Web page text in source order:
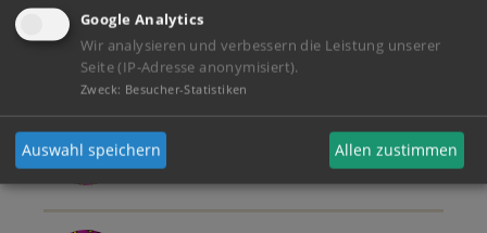
Das Vidio
HannahFl
05.02.2018 - 15:52
Google Analytics
Wir analysieren und verbessern die Leistung unserer
Seite (IP-Adresse anonymisiert).
Zweck: Besucher-Statistiken
Auswahl speichern Allen zustimmen